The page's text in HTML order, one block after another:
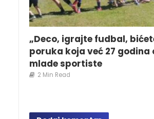
„Deco, igrajte fudbal,
poruka koja već 27 godina
mlade sportiste
2 Min Read